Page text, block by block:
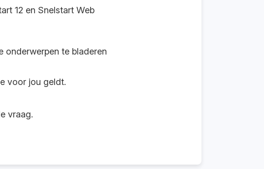
12 en Snelstart Web
onderwerpen te bladeren
voor jou geldt.
vraag.